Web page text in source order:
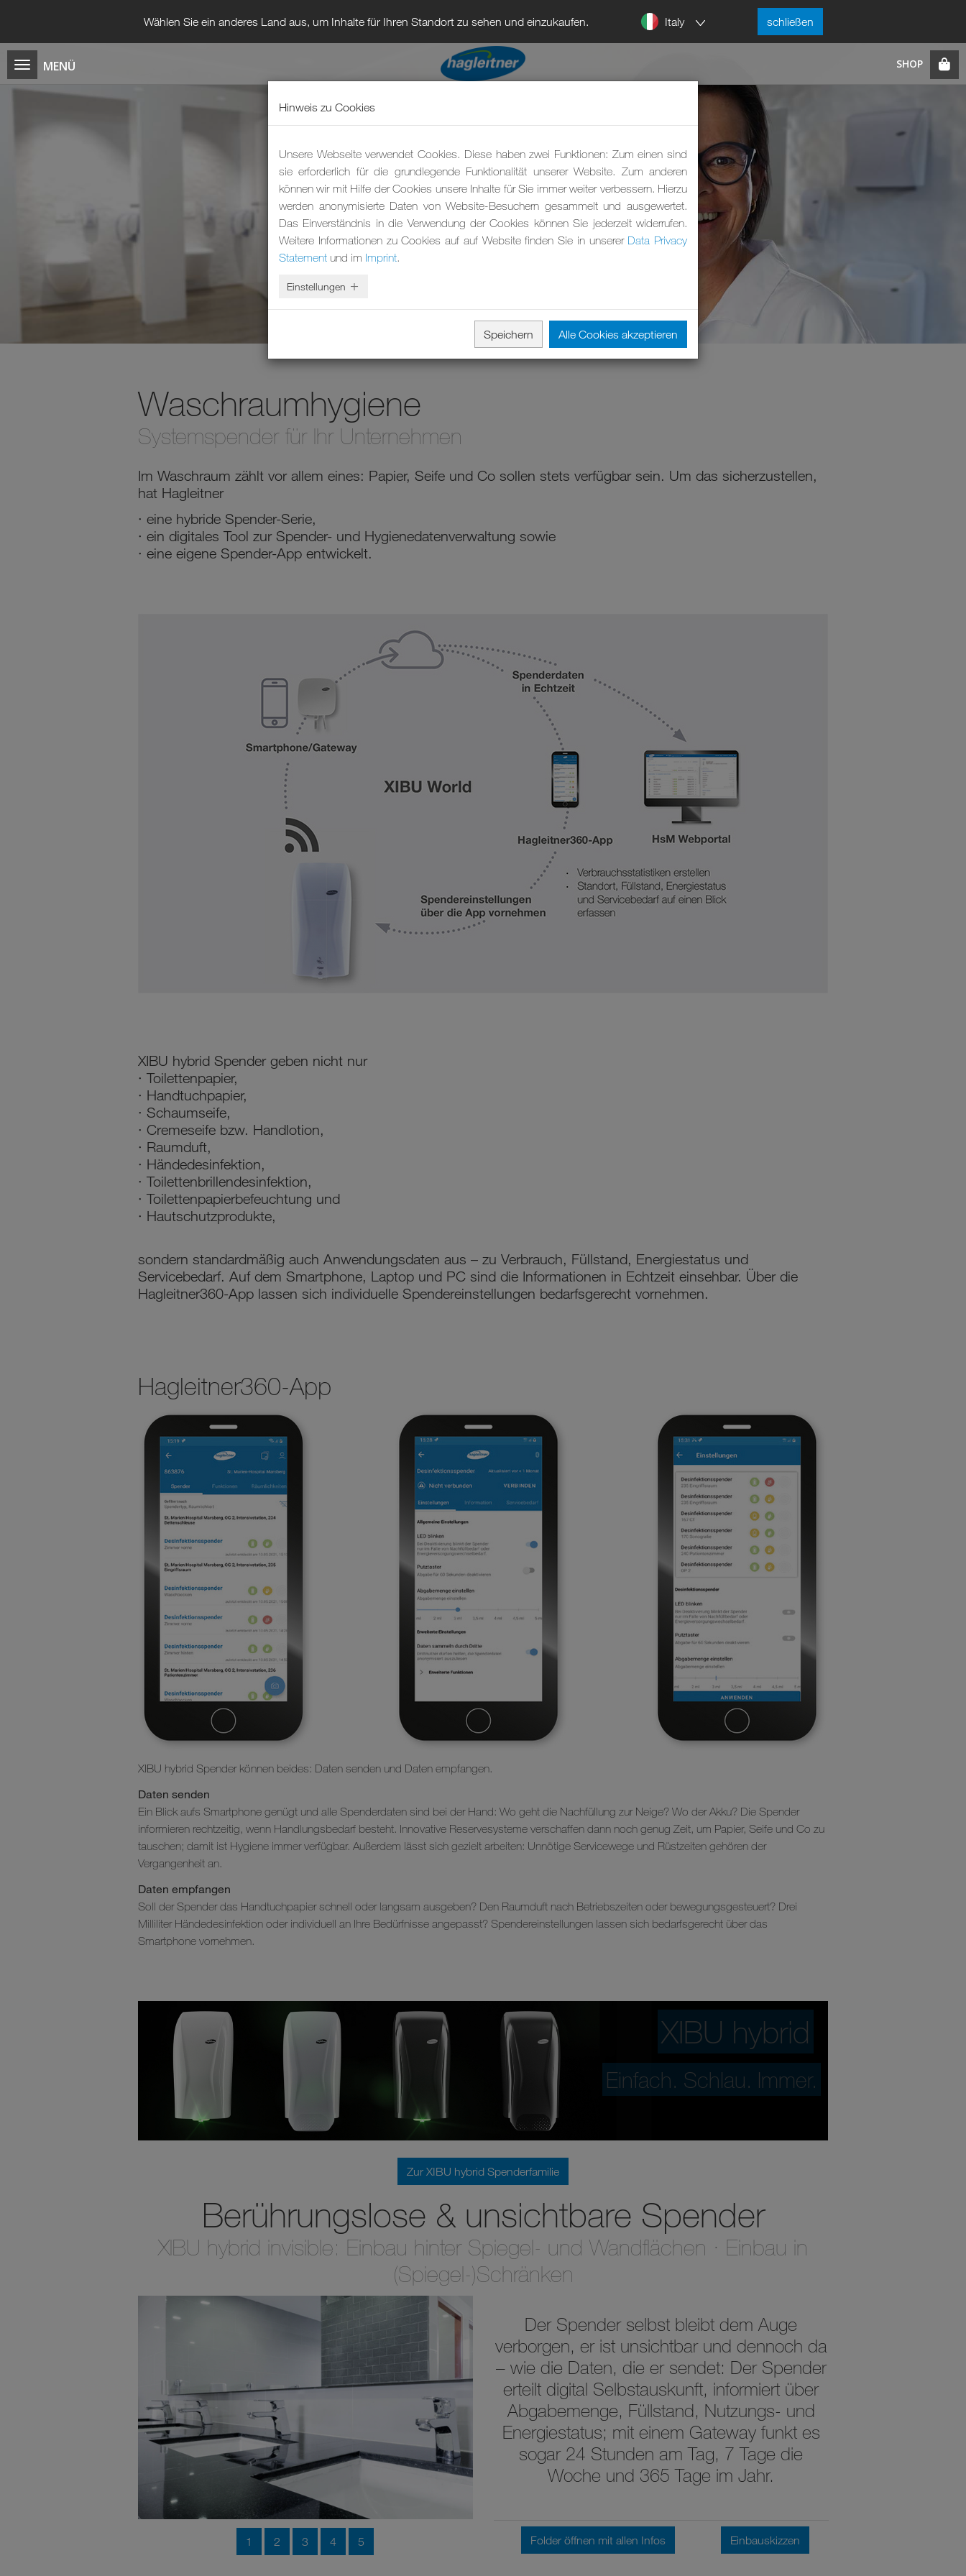
Wählen Sie ein anderes Land aus, um Inhalte für Ihren Standort zu sehen und einzukaufen. Italy schließen
Waschraumhygiene
Systemspender für Ihr Unternehmen
Im Waschraum zählt vor allem eines: Papier, Seife und Co sollen stets verfügbar sein. Um das sicherzustellen,
hat Hagleitner
· eine hybride Spender-Serie,
· ein digitales Tool zur Spender- und Hygienedatenverwaltung sowie
· eine eigene Spender-App entwickelt.
XIBU hybrid Spender geben nicht nur
· Toilettenpapier,
· Handtuchpapier,
· Schaumseife,
· Cremeseife bzw. Handlotion,
· Raumduft,
· Händedesinfektion,
· Toilettenbrillendesinfektion,
· Toilettenpapierbefeuchtung und
· Hautschutzprodukte,
sondern standardmäßig auch Anwendungsdaten aus – zu Verbrauch, Füllstand, Energiestatus und
Servicebedarf. Auf dem Smartphone, Laptop und PC sind die Informationen in Echtzeit einsehbar. Über die
Hagleitner360-App lassen sich individuelle Spendereinstellungen bedarfsgerecht vornehmen.
Hagleitner360-App
XIBU hybrid Spender können beides: Daten senden und Daten empfangen.
Daten senden
Ein Blick aufs Smartphone genügt und alle Spenderdaten sind bei der Hand: Wo geht die Nachfüllung zur Neige? Wo der Akku? Die Spender
informieren rechtzeitig, wenn Handlungsbedarf besteht. Innovative Reservesysteme verschaffen dann noch genug Zeit, um Papier, Seife und Co zu
tauschen; damit ist Hygiene immer verfügbar. Außerdem lässt sich gezielt arbeiten: Unnötige Servicewege und Rüstzeiten gehören der
Vergangenheit an.
Daten empfangen
Soll der Spender das Handtuchpapier schnell oder langsam ausgeben? Den Raumduft nach Betriebszeiten oder bewegungsgesteuert? Drei
Milliliter Händedesinfektion oder individuell an Ihre Bedürfnisse angepasst? Spendereinstellungen lassen sich bedarfsgerecht über das
Smartphone vornehmen.
XIBU hybrid
Einfach. Schlau. Immer.
Zur XIBU hybrid Spenderfamilie
Berührungslose & unsichtbare Spender
XIBU hybrid invisible: Einbau hinter Spiegel- und Wandflächen ∙ Einbau in
(Spiegel-)Schränken
1 2 3 4 5
Der Spender selbst bleibt dem Auge
verborgen, er ist unsichtbar und dennoch da
– wie die Daten, die er sendet: Der Spender
erteilt digital Selbstauskunft, informiert über
Abgabemenge, Füllstand, Nutzungs- und
Energiestatus; mit einem Gateway funkt es
sogar 24 Stunden am Tag, 7 Tage die
Woche und 365 Tage im Jahr.
Folder öffnen mit allen Infos Einbauskizzen
Hinweis zu Cookies
Unsere Webseite verwendet Cookies. Diese haben zwei Funktionen: Zum einen sind
sie erforderlich für die grundlegende Funktionalität unserer Website. Zum anderen
können wir mit Hilfe der Cookies unsere Inhalte für Sie immer weiter verbessern. Hierzu
werden anonymisierte Daten von Website-Besuchern gesammelt und ausgewertet.
Das Einverständnis in die Verwendung der Cookies können Sie jederzeit widerrufen.
Weitere Informationen zu Cookies auf auf Website finden Sie in unserer Data Privacy
Statement und im Imprint.
Einstellungen
Speichern Alle Cookies akzeptieren